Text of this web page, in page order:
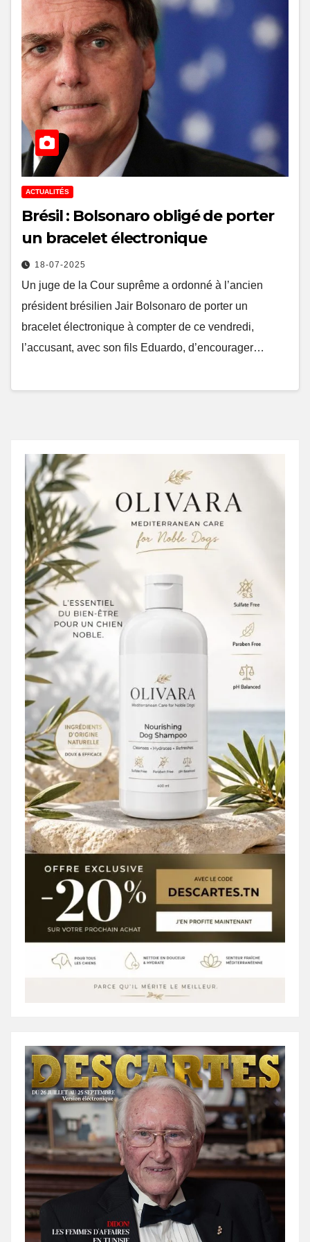
ACTUALITÉS
Brésil : Bolsonaro obligé de porter
un bracelet électronique
18-07-2025
Un juge de la Cour suprême a ordonné à l’ancien
président brésilien Jair Bolsonaro de porter un
bracelet électronique à compter de ce vendredi,
l’accusant, avec son fils Eduardo, d’encourager…